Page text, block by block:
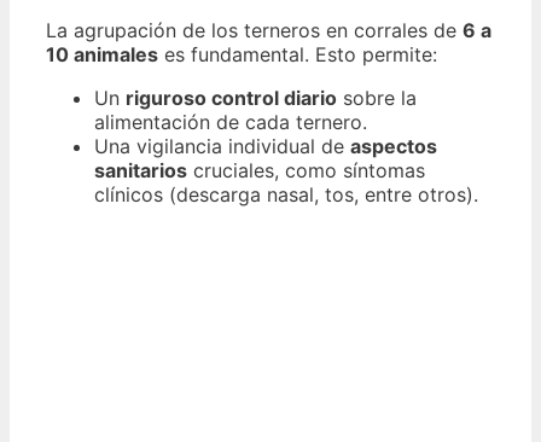
La agrupación de los terneros en corrales de 6 a
10 animales es fundamental. Esto permite:
Un riguroso control diario sobre la
alimentación de cada ternero.
Una vigilancia individual de aspectos
sanitarios cruciales, como síntomas
clínicos (descarga nasal, tos, entre otros).